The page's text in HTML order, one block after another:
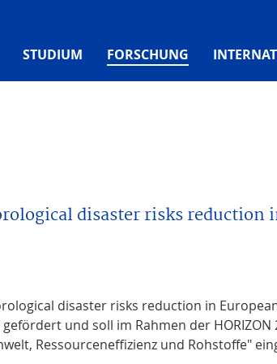
STUDIUM FORSCHUNG (CURRENT)
disaster risks reduction
disaster risks reduction in
und soll im Rahmen der HORIZON
Ressourceneffizienz und Rohstoffe"